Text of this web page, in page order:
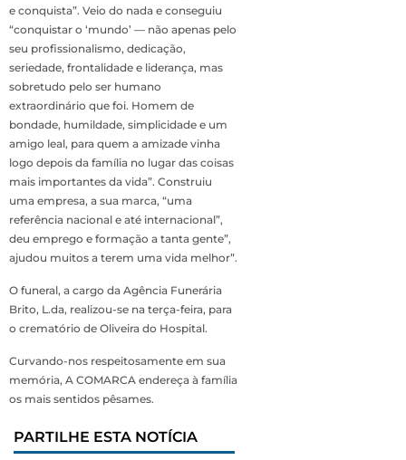
e conquista”. Veio do nada e conseguiu
“conquistar o ‘mundo’ — não apenas pelo
seu profissionalismo, dedicação,
seriedade, frontalidade e liderança, mas
sobretudo pelo ser humano
extraordinário que foi. Homem de
bondade, humildade, simplicidade e um
amigo leal, para quem a amizade vinha
logo depois da família no lugar das coisas
mais importantes da vida”. Construiu
uma empresa, a sua marca, “uma
referência nacional e até internacional”,
deu emprego e formação a tanta gente”,
ajudou muitos a terem uma vida melhor”.
O funeral, a cargo da Agência Funerária
Brito, L.da, realizou-se na terça-feira, para
o crematório de Oliveira do Hospital.
Curvando-nos respeitosamente em sua
memória, A COMARCA endereça à família
os mais sentidos pêsames.
PARTILHE ESTA NOTÍCIA